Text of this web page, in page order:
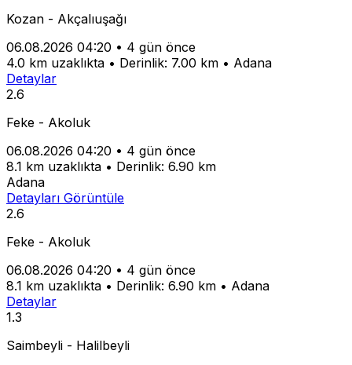
Kozan - Akçalıuşağı
06.08.2026 04:20 • 4 gün önce
4.0 km uzaklıkta • Derinlik: 7.00 km • Adana
Detaylar
2.6
Feke - Akoluk
06.08.2026 04:20 • 4 gün önce
8.1 km uzaklıkta • Derinlik: 6.90 km
Adana
Detayları Görüntüle
2.6
Feke - Akoluk
06.08.2026 04:20 • 4 gün önce
8.1 km uzaklıkta • Derinlik: 6.90 km • Adana
Detaylar
1.3
Saimbeyli - Halilbeyli